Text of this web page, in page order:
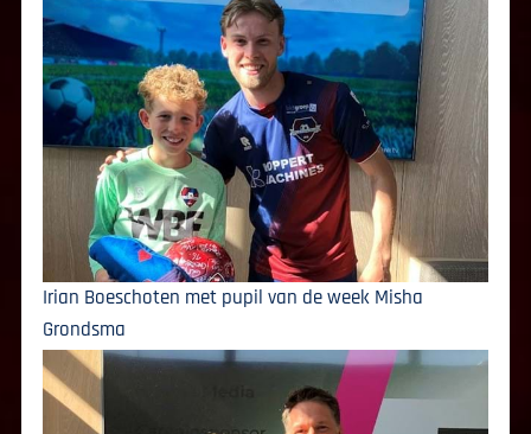
Irian Boeschoten met pupil van de week Misha
Grondsma